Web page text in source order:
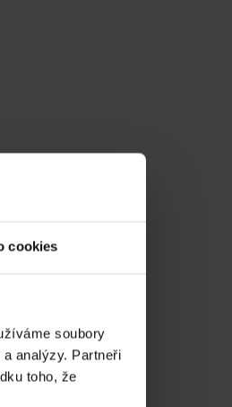
cookies
soubory
analýzy. Partneři
toho, že